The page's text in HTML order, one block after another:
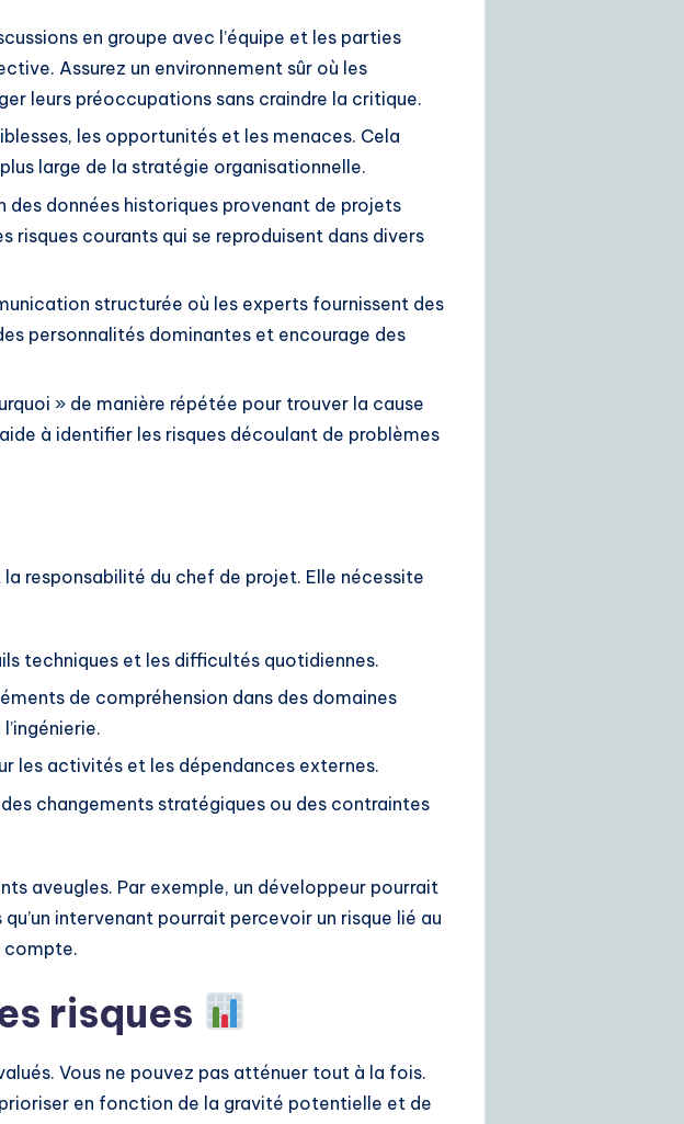
en groupe avec l’équipe et les parties
Assurez un environnement sûr où les
leurs préoccupations sans craindre la critique.
les opportunités et les menaces. Cela
large de la stratégie organisationnelle.
des données historiques provenant de projets
risques courants qui se reproduisent dans divers
structurée où les experts fournissent des
personnalités dominantes et encourage des
» de manière répétée pour trouver la cause
à identifier les risques découlant de problèmes
responsabilité du chef de projet. Elle nécessite
techniques et les difficultés quotidiennes.
de compréhension dans des domaines
les activités et les dépendances externes.
changements stratégiques ou des contraintes
aveugles. Par exemple, un développeur pourrait
intervenant pourrait percevoir un risque lié au
compte.
risques
Vous ne pouvez pas atténuer tout à la fois.
en fonction de la gravité potentielle et de